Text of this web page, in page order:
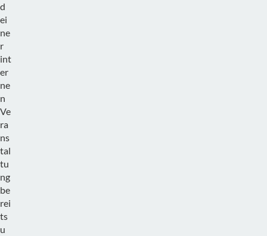
d
ei
ne
r
int
er
ne
n
Ve
ra
ns
tal
tu
ng
be
rei
ts
u